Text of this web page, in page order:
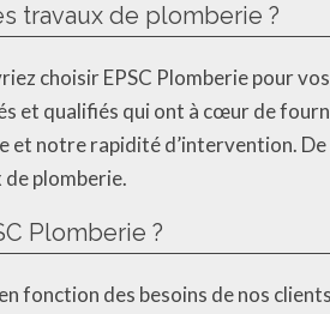
travaux de plomberie ?
choisir EPSC Plomberie pour
et qualifiés qui ont à cœur de
notre rapidité d’intervention. De
plomberie.
Plomberie ?
fonction des besoins de nos